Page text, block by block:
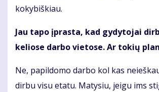
kokybiškiau.
Jau tapo įprasta, kad gydytojai
keliose darbo vietose. Ar tokių
Ne, papildomo darbo kol kas
dirbu visu etatu. Matysiu, jeigu ims